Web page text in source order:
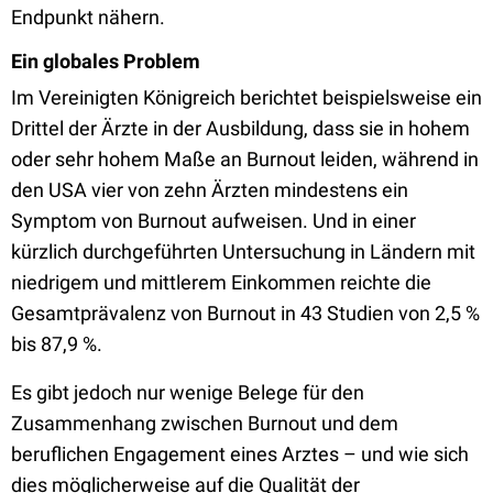
Endpunkt nähern.
Ein globales Problem
Im Vereinigten Königreich berichtet beispielsweise ein
Drittel der Ärzte in der Ausbildung, dass sie in hohem
oder sehr hohem Maße an Burnout leiden, während in
den USA vier von zehn Ärzten mindestens ein
Symptom von Burnout aufweisen. Und in einer
kürzlich durchgeführten Untersuchung in Ländern mit
niedrigem und mittlerem Einkommen reichte die
Gesamtprävalenz von Burnout in 43 Studien von 2,5 %
bis 87,9 %.
Es gibt jedoch nur wenige Belege für den
Zusammenhang zwischen Burnout und dem
beruflichen Engagement eines Arztes – und wie sich
dies möglicherweise auf die Qualität der